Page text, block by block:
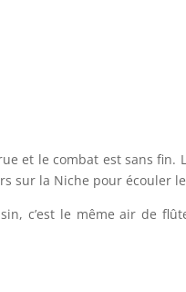
et le combat est sans
sur la Niche pour écouler
c’est le même air de